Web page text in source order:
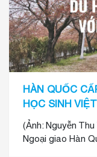
HÀN QUỐC
HỌC SINH
(Ảnh: Nguyễn
Ngoại giao Hàn